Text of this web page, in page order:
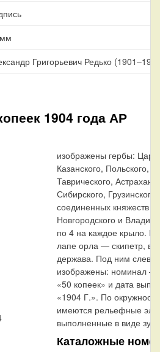
Григорьевич Редько
1904 года АР
изображены гербы:
Казанского, Польского,
Таврического,
Сибирского, Грузинского
соединенных княжеств
Новгородского и
по 4 на каждое крыло. В
лапе орла — скипетр, в
держава. Под ним слева
изображены: номинал —
«50 копеек» и дата
«1904 Г.». По
имеются рельефные
выполненные в виде
Каталожные